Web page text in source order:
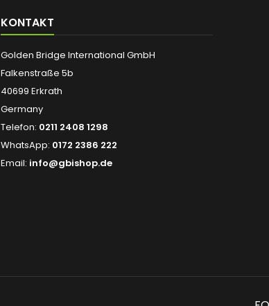
KONTAKT
Golden Bridge International GmbH
Falkenstraße 5b
40699 Erkrath
Germany
Telefon: 0211 2408 1298
WhatsApp: 0172 2386 222
Email: info@gbishop.de